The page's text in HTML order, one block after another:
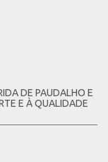
DE PAUDALHO E
E À QUALIDADE